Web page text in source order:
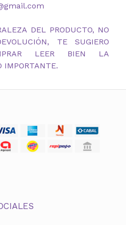
DEL PRODUCTO, NO
TE SUGIERO
LEER BIEN LA
IMPORTANTE.